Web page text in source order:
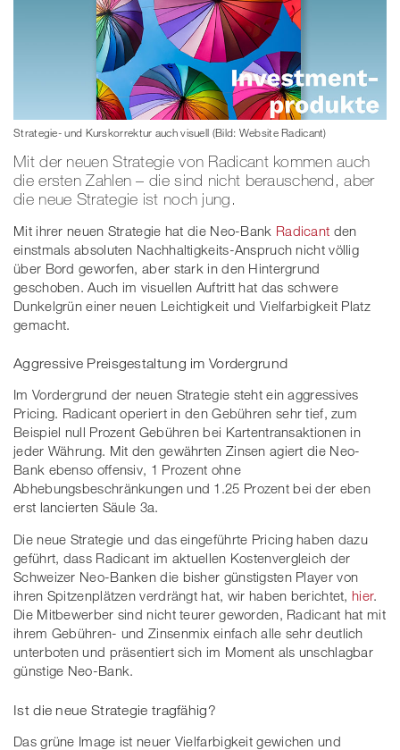
Strategie- und Kurskorrektur auch visuell (Bild: Website Radicant)
Mit der neuen Strategie von Radicant kommen auch
die ersten Zahlen – die sind nicht berauschend, aber
die neue Strategie ist noch jung.
Mit ihrer neuen Strategie hat die Neo-Bank Radicant den
einstmals absoluten Nachhaltigkeits-Anspruch nicht völlig
über Bord geworfen, aber stark in den Hintergrund
geschoben. Auch im visuellen Auftritt hat das schwere
Dunkelgrün einer neuen Leichtigkeit und Vielfarbigkeit Platz
gemacht.
Aggressive Preisgestaltung im Vordergrund
Im Vordergrund der neuen Strategie steht ein aggressives
Pricing. Radicant operiert in den Gebühren sehr tief, zum
Beispiel null Prozent Gebühren bei Kartentransaktionen in
jeder Währung. Mit den gewährten Zinsen agiert die Neo-
Bank ebenso offensiv, 1 Prozent ohne
Abhebungsbeschränkungen und 1.25 Prozent bei der eben
erst lancierten Säule 3a.
Die neue Strategie und das eingeführte Pricing haben dazu
geführt, dass Radicant im aktuellen Kostenvergleich der
Schweizer Neo-Banken die bisher günstigsten Player von
ihren Spitzenplätzen verdrängt hat, wir haben berichtet,hier.
Die Mitbewerber sind nicht teurer geworden, Radicant hat mit
ihrem Gebühren- und Zinsenmix einfach alle sehr deutlich
unterboten und präsentiert sich im Moment als unschlagbar
günstige Neo-Bank.
Ist die neue Strategie tragfähig?
Das grüne Image ist neuer Vielfarbigkeit gewichen und